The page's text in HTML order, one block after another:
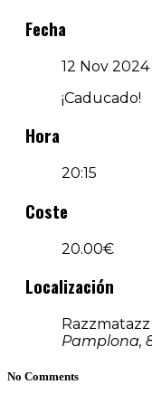
Fecha
12 Nov 2024
¡Caducado!
Hora
20:15
Coste
20.00€
Localización
Pamplona,
No Comments